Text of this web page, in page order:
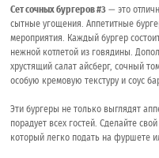
Сет сочных бургеров #3 — это
сытные угощения. Аппетитные
мероприятия. Каждый бургер
нежной котлетой из говядины.
хрустящий салат айсберг, сочный
особую кремовую текстуру и соус
Эти бургеры не только выглядят
порадует всех гостей. Сделайте
который легко подать на фуршете